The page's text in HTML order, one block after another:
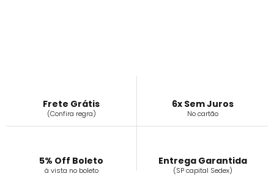
Frete Grátis
(Confira regra)
6x Sem Juros
No cartão
5% Off Boleto
à vista no boleto
Entrega Garantida
(SP capital Sedex)